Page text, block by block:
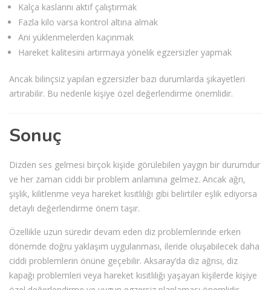
Kalça kaslarını aktif çalıştırmak
Fazla kilo varsa kontrol altına almak
Ani yüklenmelerden kaçınmak
Hareket kalitesini artırmaya yönelik egzersizler yapmak
Ancak bilinçsiz yapılan egzersizler bazı durumlarda şikayetleri
artırabilir. Bu nedenle kişiye özel değerlendirme önemlidir.
Sonuç
Dizden ses gelmesi birçok kişide görülebilen yaygın bir durumdur
ve her zaman ciddi bir problem anlamına gelmez. Ancak ağrı,
şişlik, kilitlenme veya hareket kısıtlılığı gibi belirtiler eşlik ediyorsa
detaylı değerlendirme önem taşır.
Özellikle uzun süredir devam eden diz problemlerinde erken
dönemde doğru yaklaşım uygulanması, ileride oluşabilecek daha
ciddi problemlerin önüne geçebilir. Aksaray’da diz ağrısı, diz
kapağı problemleri veya hareket kısıtlılığı yaşayan kişilerde kişiye